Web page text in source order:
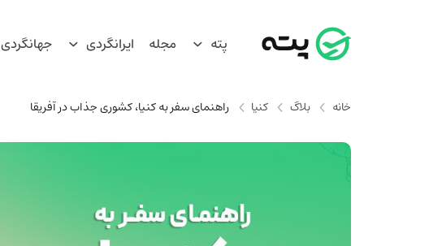
پته مجله ایرانگردی جهانگردی
خانه بلاگ کنیا راهنمای سفر به کنیا، کشوری جذاب در آفریقا